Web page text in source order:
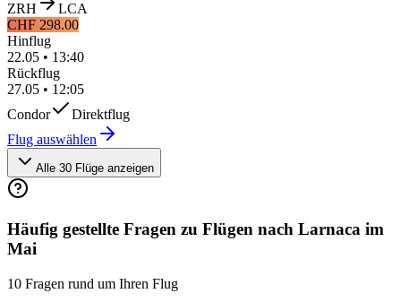
ZRH
LCA
CHF 298.00
Hinflug
22.05 • 13:40
Rückflug
27.05 • 12:05
Condor
Direktflug
Flug auswählen
Alle 30 Flüge anzeigen
Häufig gestellte Fragen zu Flügen nach Larnaca im
Mai
10 Fragen rund um Ihren Flug